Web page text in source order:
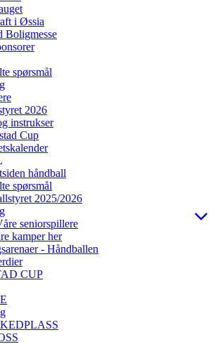
i Øssia
Boligmesse
spørsmål
2026
instrukser
Cup
håndball
spørsmål
2025/2026
seniorspillere
kamper her
- Håndballen
CUP